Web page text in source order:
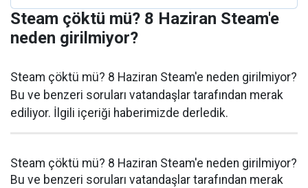
Steam çöktü mü? 8 Haziran Steam'e
neden girilmiyor?
Steam çöktü mü? 8 Haziran Steam'e neden girilmiyor?
Bu ve benzeri soruları vatandaşlar tarafından merak
ediliyor. İlgili içeriği haberimizde derledik.
Steam çöktü mü? 8 Haziran Steam'e neden girilmiyor?
Bu ve benzeri soruları vatandaşlar tarafından merak